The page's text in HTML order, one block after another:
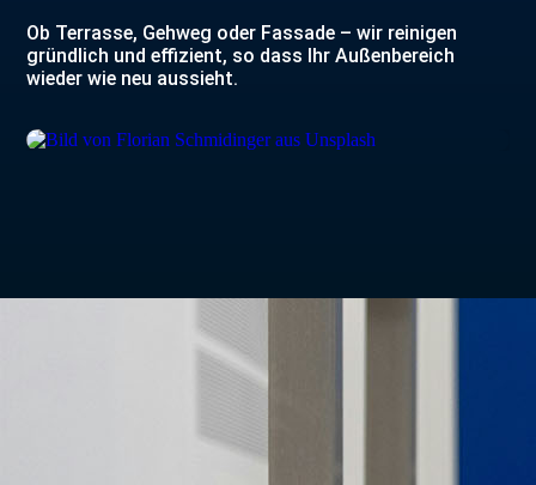
Ob Terrasse, Gehweg oder Fassade – wir reinigen
gründlich und effizient, so dass Ihr Außenbereich
wieder wie neu aussieht.